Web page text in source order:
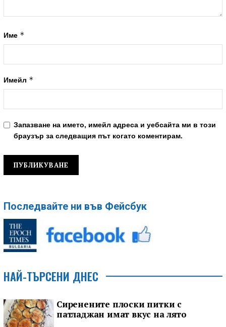
Име *
Имейл *
Запазване на името, имейл адреса и уебсайта ми в този
браузър за следващия път когато коментирам.
Последвайте ни във Фейсбук
НАЙ-ТЪРСЕНИ ДНЕС
Сиренените плоски питки с
патладжан имат вкус на лято